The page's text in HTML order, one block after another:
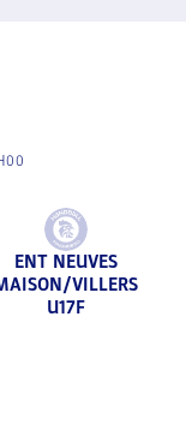
ENT NEUVES
VILLERS
U17F